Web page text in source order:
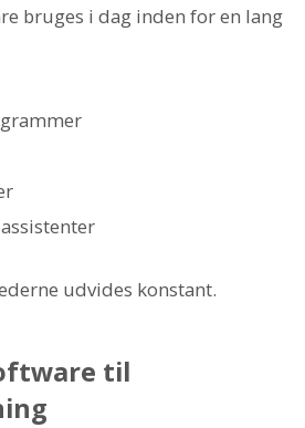
bruges i dag inden for en lang
udvides konstant.
til